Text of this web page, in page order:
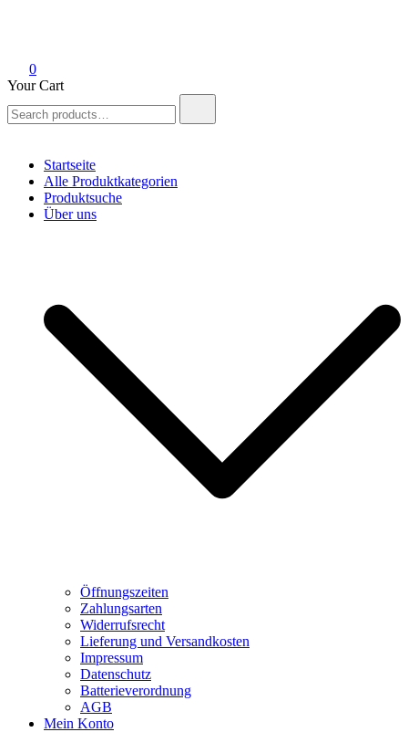
0
Your Cart
for:
Startseite
Alle Produktkategorien
Produktsuche
Über uns
Öffnungszeiten
Zahlungsarten
Widerrufsrecht
Lieferung und Versandkosten
Impressum
Datenschutz
Batterieverordnung
AGB
Mein Konto